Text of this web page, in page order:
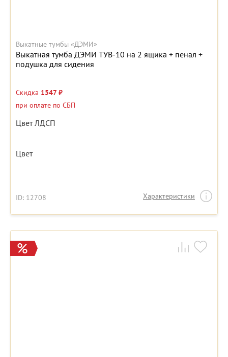
Выкатные тумбы «ДЭМИ»
Выкатная тумба ДЭМИ ТУВ-10 на 2 ящика + пенал +
подушка для сидения
Скидка 1547 ₽
при оплате по СБП
Цвет ЛДСП
Цвет
ID: 12708 Характеристики